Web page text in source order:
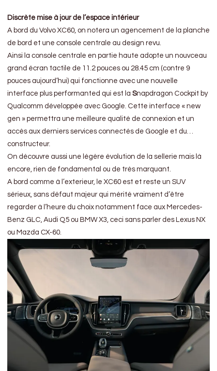
Discrète mise à jour de l’espace intérieur
A bord du Volvo XC60, on notera un agencement de la planche
de bord et une console centrale au design revu.
Ainsi la console centrale en partie haute adopte un nouvceau
grand écran tactile de 11.2 pouces ou 28.45 cm (contre 9
pouces aujourd’hui) qui fonctionne avec une nouvelle
interface plus performanted qui est la Snapdragon Cockpit by
Qualcomm développée avec Google. Cette interface « new
gen » permettra une meilleure qualité de connexion et un
accès aux derniers services connectés de Google et du…
constructeur.
On découvre aussi une légère évolution de la sellerie mais là
encore, rien de fondamental ou de très marquant.
A bord comme à l’exterieur, le XC60 est et reste un SUV
sérieux, sans défaut majeur qui mérité vraiment d’être
regarder à l’heure du choix notamment face aux Mercedes-
Benz GLC, Audi Q5 ou BMW X3, ceci sans parler des Lexus NX
ou Mazda CX-60.